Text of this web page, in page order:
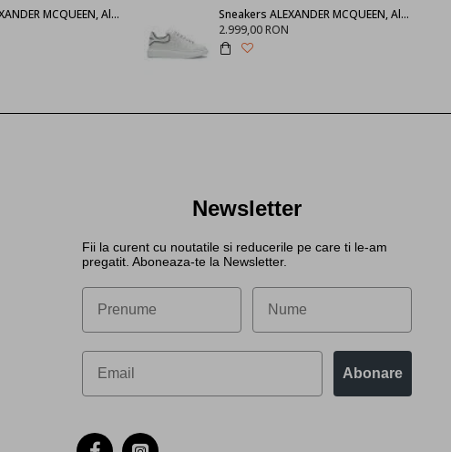
SNEAKERS ALEXANDER MCQUEEN, Alb 553770WHGP09000
Sneakers ALEXANDER MCQUEEN, Alb cu negru 625156WHXMT9074
2.999,00 RON
Newsletter
Fii la curent cu noutatile si reducerile pe care ti le-am
pregatit. Aboneaza-te la Newsletter.
Abonare